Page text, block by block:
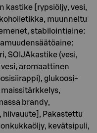
kastike [rypsiöljy, vesi,
muunneltu
stabilointiaine:
SOIJAkastike (vesi,
vesi, aromaattinen
glukoosi-
brandy,
hiivauute], Pakastettu
kevätsipuli,